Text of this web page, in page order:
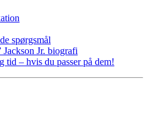
spørgsmål
Jackson Jr. biografi
tid – hvis du passer på dem!